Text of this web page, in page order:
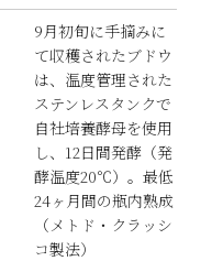
9月初旬に手摘みに
て収穫されたブドウ
は、温度管理された
ステンレスタンクで
自社培養酵母を使用
し、12日間発酵（発
酵温度20℃）。最低
24ヶ月間の瓶内熟成
（メトド・クラッシ
コ製法）